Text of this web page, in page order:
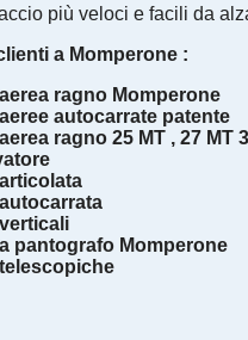
più veloci e facili da
a Momperone :
ragno Momperone
autocarrate patente
ragno 25 MT , 27 MT
pantografo Momperone